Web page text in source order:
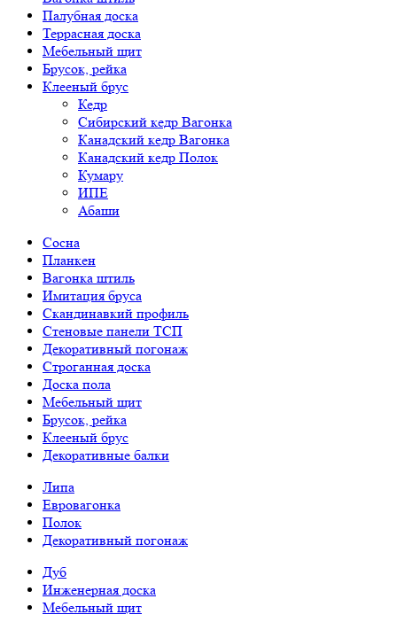
Палубная доска
Террасная доска
Мебельный щит
Брусок, рейка
Клееный брус
Кедр
Сибирский кедр Вагонка
Канадский кедр Вагонка
Канадский кедр Полок
Кумару
ИПЕ
Абаши
Сосна
Планкен
Вагонка штиль
Имитация бруса
Скандинавкий профиль
Стеновые панели ТСП
Декоративный погонаж
Строганная доска
Доска пола
Мебельный щит
Брусок, рейка
Клееный брус
Декоративные балки
Липа
Евровагонка
Полок
Декоративный погонаж
Дуб
Инженерная доска
Мебельный щит